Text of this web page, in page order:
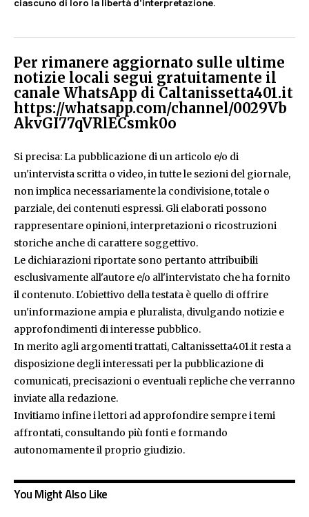
ciascuno di loro la libertà d’interpretazione.
Per rimanere aggiornato sulle ultime
notizie locali segui gratuitamente il
canale WhatsApp di Caltanissetta401.it
https://whatsapp.com/channel/0029Vb
AkvGI77qVRlECsmk0o
Si precisa: La pubblicazione di un articolo e/o di
un'intervista scritta o video, in tutte le sezioni del giornale,
non implica necessariamente la condivisione, totale o
parziale, dei contenuti espressi. Gli elaborati possono
rappresentare opinioni, interpretazioni o ricostruzioni
storiche anche di carattere soggettivo.
Le dichiarazioni riportate sono pertanto attribuibili
esclusivamente all'autore e/o all'intervistato che ha fornito
il contenuto. L'obiettivo della testata è quello di offrire
un'informazione ampia e pluralista, divulgando notizie e
approfondimenti di interesse pubblico.
In merito agli argomenti trattati, Caltanissetta401.it resta a
disposizione degli interessati per la pubblicazione di
comunicati, precisazioni o eventuali repliche che verranno
inviate alla redazione.
Invitiamo infine i lettori ad approfondire sempre i temi
affrontati, consultando più fonti e formando
autonomamente il proprio giudizio.
You Might Also Like